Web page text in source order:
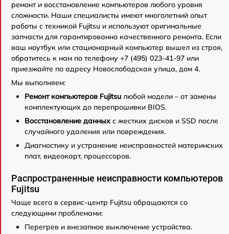
ремонт и восстановление компьютеров любого уровня
сложности. Наши специалисты имеют многолетний опыт
работы с техникой Fujitsu и используют оригинальные
запчасти для гарантированно качественного ремонта. Если
ваш ноутбук или стационарный компьютер вышел из строя,
обратитесь к нам по телефону +7 (495) 023-41-97 или
приезжайте по адресу Новослободская улица, дом 4.
Мы выполняем:
Ремонт компьютеров Fujitsu любой модели – от замены
комплектующих до перепрошивки BIOS.
Восстановление данных с жестких дисков и SSD после
случайного удаления или повреждения.
Диагностику и устранение неисправностей материнских
плат, видеокарт, процессоров.
Распространенные неисправности компьютеров
Fujitsu
Чаще всего в сервис-центр Fujitsu обращаются со
следующими проблемами:
Перегрев и внезапное выключение устройства.